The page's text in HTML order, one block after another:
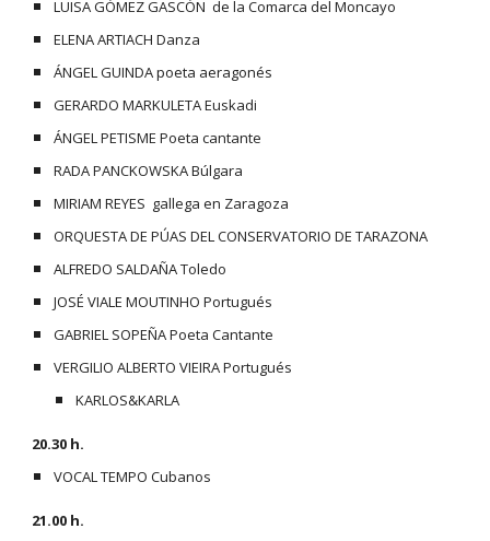
LUISA GÓMEZ GASCÓN  de la Comarca del Moncayo
ELENA ARTIACH Danza
ÁNGEL GUINDA poeta aeragonés
GERARDO MARKULETA Euskadi
ÁNGEL PETISME Poeta cantante
RADA PANCKOWSKA Búlgara
MIRIAM REYES  gallega en Zaragoza
ORQUESTA DE PÚAS DEL CONSERVATORIO DE TARAZONA
ALFREDO SALDAÑA Toledo
JOSÉ VIALE MOUTINHO Portugués
GABRIEL SOPEÑA Poeta Cantante
VERGILIO ALBERTO VIEIRA Portugués
KARLOS&KARLA
20.30 h.
VOCAL TEMPO Cubanos
21.00 h.